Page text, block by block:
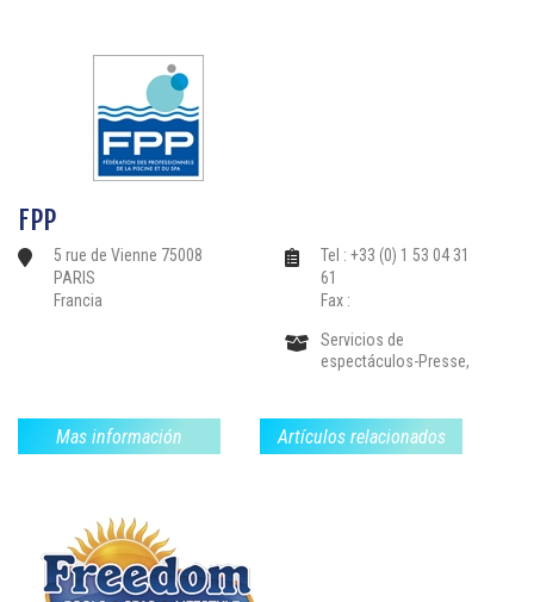
jacuzzis, Productos de
Tratamiento de Agua-
Reglamento, Piscinas
Colectivas,
FPP
5 rue de Vienne 75008
PARIS
Francia
Tel : +33 (0) 1 53 04 31
61
Fax :
Servicios de
espectáculos-Presse,
Mas información Artículos relacionados